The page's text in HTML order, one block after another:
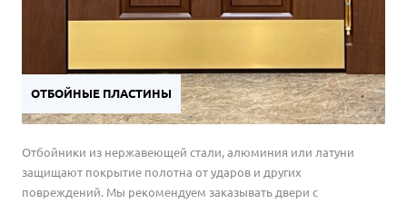
ОТБОЙНЫЕ ПЛАСТИНЫ
Отбойники из нержавеющей стали, алюминия или латуни
защищают покрытие полотна от ударов и других
повреждений. Мы рекомендуем заказывать двери с